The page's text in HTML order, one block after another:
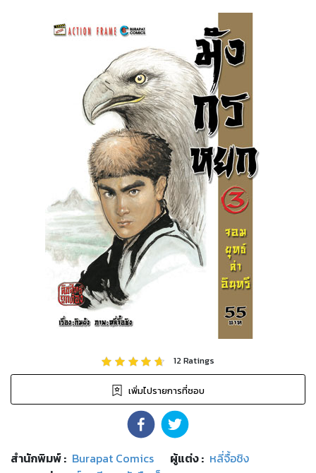
12Ratings
เพิ่มไปรายการที่ชอบ
สำนักพิมพ์: Burapat Comics ผู้แต่ง : หลี่จื้อชิง